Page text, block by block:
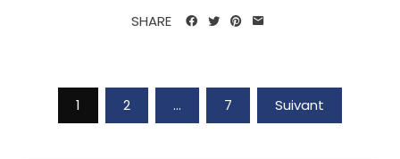
SHARE
1 2 … 7 Suivant